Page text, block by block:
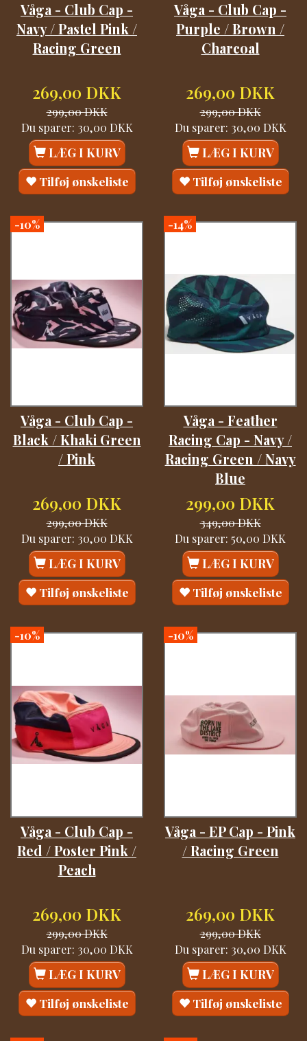
Våga - Club Cap -
Navy / Pastel Pink /
Racing Green
269,00 DKK
299,00 DKK
Du sparer: 30,00 DKK
LÆG I KURV
Tilføj ønskeliste
Våga - Club Cap -
Purple / Brown /
Charcoal
269,00 DKK
299,00 DKK
Du sparer: 30,00 DKK
LÆG I KURV
Tilføj ønskeliste
-10%
Våga - Club Cap -
Black / Khaki Green
/ Pink
269,00 DKK
299,00 DKK
Du sparer: 30,00 DKK
LÆG I KURV
Tilføj ønskeliste
-14%
Våga - Feather
Racing Cap - Navy /
Racing Green / Navy
Blue
299,00 DKK
349,00 DKK
Du sparer: 50,00 DKK
LÆG I KURV
Tilføj ønskeliste
-10%
Våga - Club Cap -
Red / Poster Pink /
Peach
269,00 DKK
299,00 DKK
Du sparer: 30,00 DKK
LÆG I KURV
Tilføj ønskeliste
-10%
Våga - EP Cap - Pink
/ Racing Green
269,00 DKK
299,00 DKK
Du sparer: 30,00 DKK
LÆG I KURV
Tilføj ønskeliste